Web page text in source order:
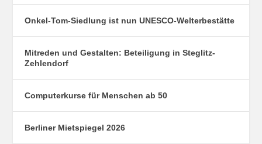
Onkel-Tom-Siedlung ist nun UNESCO-Welterbestätte
Mitreden und Gestalten: Beteiligung in Steglitz-
Zehlendorf
Computerkurse für Menschen ab 50
Berliner Mietspiegel 2026